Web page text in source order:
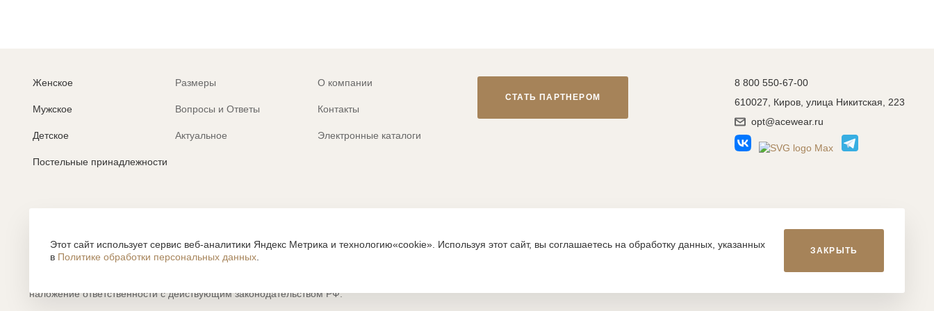
Женское
Мужское
Детское
Постельные принадлежности
Размеры
Вопросы и Ответы
Актуальное
О компании
Контакты
Электронные каталоги
СТАТЬ ПАРТНЕРОМ
8 800 550-67-00
610027, Киров, улица Никитская, 223
opt@acewear.ru
Согласие на обработку персональных данных
Все содержание, представленное или отраженное на сайте https://clever-style.ru, включая, но не ограничиваясь, текстом, графикой, фотографиями, иллюстрациями и т.д., являются
наложение ответственности с действующим законодательством РФ.
Этот сайт использует сервис веб-аналитики Яндекс Метрика и технологию«cookie». Используя этот сайт, вы соглашаетесь на обработку данных, указанных
в Политике обработки персональных данных
ЗАКРЫТЬ